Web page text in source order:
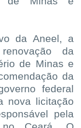
da Aneel, a
da
de Minas e
da
federal
nova licitação
pela